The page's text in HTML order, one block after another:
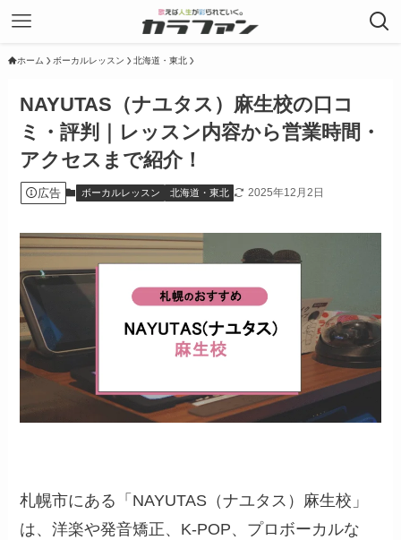
ホーム ボーカルレッスン 北海道・東北
NAYUTAS（ナユタス）麻生校の口コ
ミ・評判｜レッスン内容から営業時間・
アクセスまで紹介！
広告 ボーカルレッスン 北海道・東北 2025年12月2日
札幌市にある「NAYUTAS（ナユタス）麻生校」
は、洋楽や発音矯正、K-POP、プロボーカルな